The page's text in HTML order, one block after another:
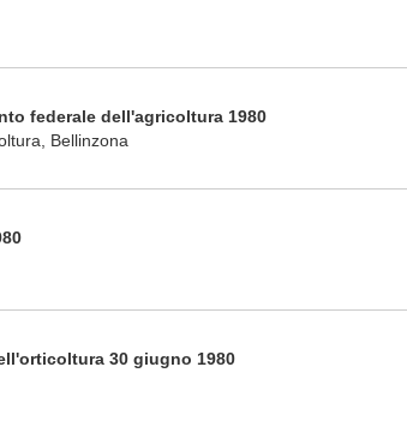
federale dell'agricoltura 1980
Bellinzona
30 giugno 1980